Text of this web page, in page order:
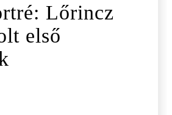
Lőrincz
első